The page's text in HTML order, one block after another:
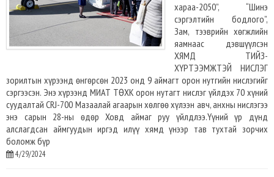
хараа-2050”, “Шинэ
сэргэлтийн бодлого”,
Зам, тээврийн хөгжлийн
яамнаас дэвшүүлсэн
ХЯМД ТИЙЗ-
ХҮРТЭЭМЖТЭЙ НИСЛЭГ
зорилтын хүрээнд өнгөрсөн 2023 онд 9 аймагт орон нутгийн нислэгийг
сэргээсэн. Энэ хүрээнд МИАТ ТӨХК орон нутагт нислэг үйлдэх 70 хүний
суудалтай CRJ-700 Мазаалай агаарын хөлгөө хүлээн авч, анхны нислэгээ
энэ сарын 28-ны өдөр Ховд аймаг руу үйлдлээ.Үүний үр дүнд
алслагдсан аймгуудын иргэд илүү хямд үнээр тав тухтай зорчих
боломж бүр
4/29/2024